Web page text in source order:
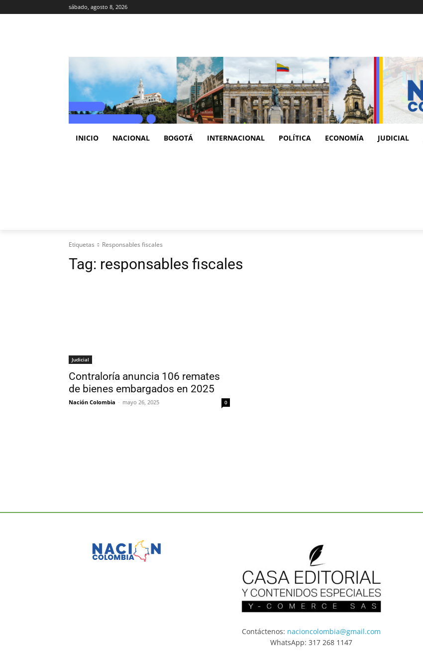
sábado, agosto 8, 2026
INICIO NACIONAL BOGOTÁ INTERNACIONAL POLÍTICA ECONOMÍA JUDICIAL
Etiquetas Responsables fiscales
Tag: responsables fiscales
Judicial
Contraloría anuncia 106 remates
de bienes embargados en 2025
Nación Colombia - mayo 26, 2025 0
Contáctenos: nacioncolombia@gmail.com
WhatsApp: 317 268 1147